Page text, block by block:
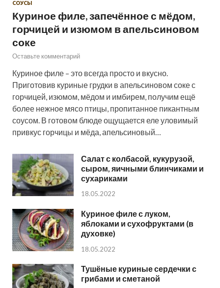
СОУСЫ
Куриное филе, запечённое с мёдом,
горчицей и изюмом в апельсиновом
соке
Оставьте комментарий
Куриное филе – это всегда просто и вкусно.
Приготовив куриные грудки в апельсиновом соке с
горчицей, изюмом, мёдом и имбирем, получим ещё
более нежное мясо птицы, пропитанное пикантным
соусом. В готовом блюде ощущается еле уловимый
привкус горчицы и мёда, апельсиновый…
Салат с колбасой, кукурузой,
сыром, яичными блинчиками и
сухариками
18.05.2022
Куриное филе с луком,
яблоками и сухофруктами (в
духовке)
18.05.2022
Тушёные куриные сердечки с
грибами и сметаной